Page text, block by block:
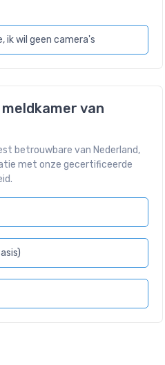
ik wil geen camera's
van
betrouwbare van Nederland,
met onze gecertificeerde